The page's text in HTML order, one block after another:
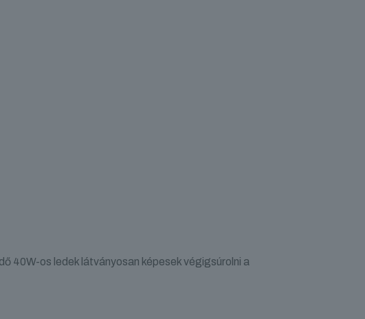
40W-os ledek látványosan képesek végigsúrolni a